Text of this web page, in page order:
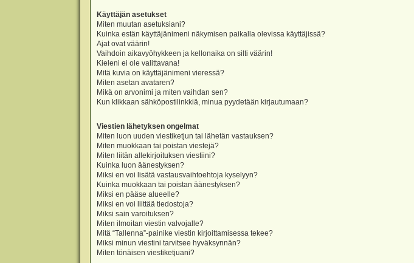
Käyttäjän asetukset
Miten muutan asetuksiani?
Kuinka estän käyttäjänimeni näkymisen paikalla olevissa käyttäjissä?
Ajat ovat väärin!
Vaihdoin aikavyöhykkeen ja kellonaika on silti väärin!
Kieleni ei ole valittavana!
Mitä kuvia on käyttäjänimeni vieressä?
Miten asetan avataren?
Mikä on arvonimi ja miten vaihdan sen?
Kun klikkaan sähköpostilinkkiä, minua pyydetään kirjautumaan?
Viestien lähetyksen ongelmat
Miten luon uuden viestiketjun tai lähetän vastauksen?
Miten muokkaan tai poistan viestejä?
Miten liitän allekirjoituksen viestiini?
Kuinka luon äänestyksen?
Miksi en voi lisätä vastausvaihtoehtoja kyselyyn?
Kuinka muokkaan tai poistan äänestyksen?
Miksi en pääse alueelle?
Miksi en voi liittää tiedostoja?
Miksi sain varoituksen?
Miten ilmoitan viestin valvojalle?
Mitä “Tallenna”-painike viestin kirjoittamisessa tekee?
Miksi minun viestini tarvitsee hyväksynnän?
Miten tönäisen viestiketjuani?